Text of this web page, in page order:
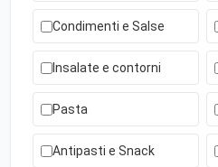
Condimenti e Salse
Insalate e contorni
Pasta
Antipasti e Snack